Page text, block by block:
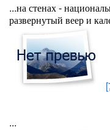
...на стенах -
развернутый веер и
...